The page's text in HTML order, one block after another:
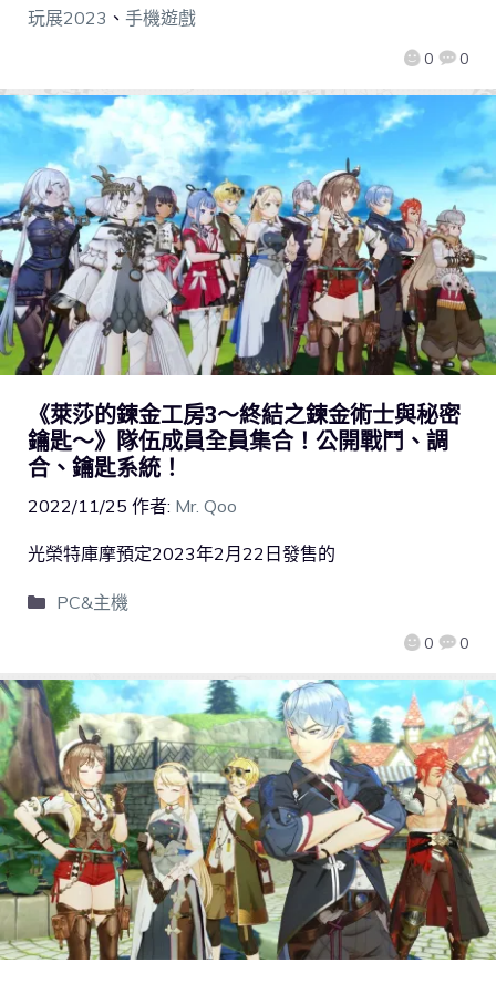
0 0
玩展2023 、 手機遊戲
《萊莎的鍊金工房3～終結之鍊金術士與秘密
鑰匙～》隊伍成員全員集合！公開戰鬥、調
合、鑰匙系統！
2022/11/25 作者: Mr. Qoo
0 0
光榮特庫摩預定2023年2月22日發售的
PC&主機